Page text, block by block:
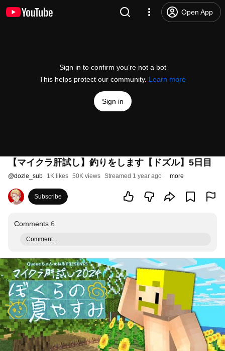
Open App
Sign in to confirm you’re not a bot
This helps protect our community. Learn more
Sign in
【マイクラ肝試し】釣りをします【ドズル】5日目
@dozle_sub 1K likes 50K views Streamed 1 year ago more
Subscribe
Comments 6
Comment...